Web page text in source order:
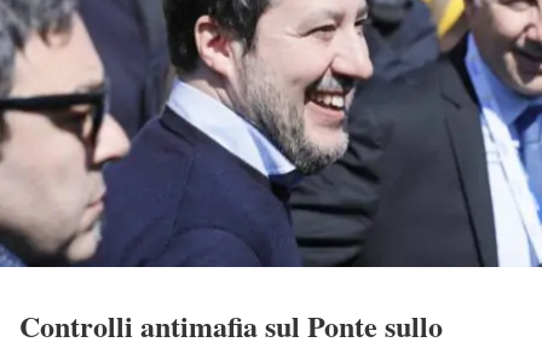
Controlli antimafia sul Ponte sullo